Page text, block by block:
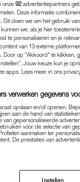
onze 92 advertentiepartners
Deze informatie
Dit doen we om het gebruik
we, als je hier
te personaliseren en je
van 13 externe
Door op "Akkoord" te klikken,
Jouw keuze kun je
apps. Lees meer in ons
verwerken gegevens
opslaan en/of openen.
aan de hand van
van gepersonaliseerde
voor de selectie van
aanmaken ter
De prestaties van
Instellen